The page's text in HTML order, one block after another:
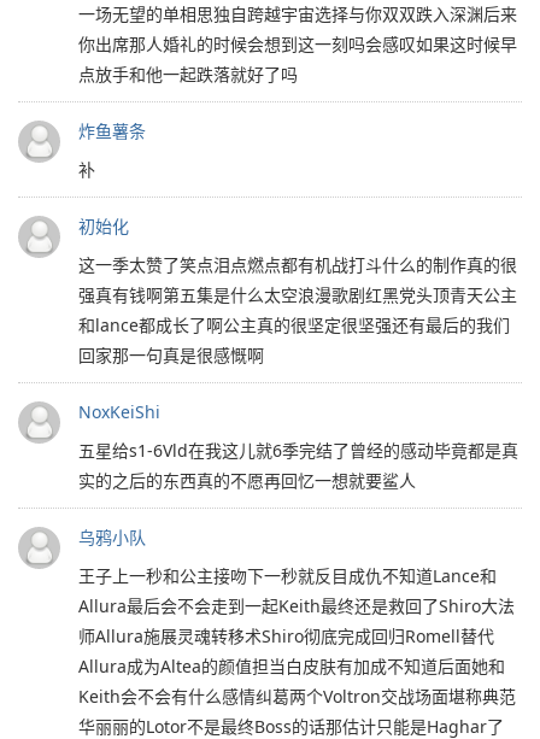
一场无望的单相思独自跨越宇宙选择与你双双跌入深渊后来
你出席那人婚礼的时候会想到这一刻吗会感叹如果这时候早
点放手和他一起跌落就好了吗
炸鱼薯条
补
初始化
这一季太赞了笑点泪点燃点都有机战打斗什么的制作真的很
强真有钱啊第五集是什么太空浪漫歌剧红黑党头顶青天公主
和lance都成长了啊公主真的很坚定很坚强还有最后的我们
回家那一句真是很感慨啊
NoxKeiShi
五星给s1-6Vld在我这儿就6季完结了曾经的感动毕竟都是真
实的之后的东西真的不愿再回忆一想就要鲨人
乌鸦小队
王子上一秒和公主接吻下一秒就反目成仇不知道Lance和
Allura最后会不会走到一起Keith最终还是救回了Shiro大法
师Allura施展灵魂转移术Shiro彻底完成回归Romell替代
Allura成为Altea的颜值担当白皮肤有加成不知道后面她和
Keith会不会有什么感情纠葛两个Voltron交战场面堪称典范
华丽丽的Lotor不是最终Boss的话那估计只能是Haghar了